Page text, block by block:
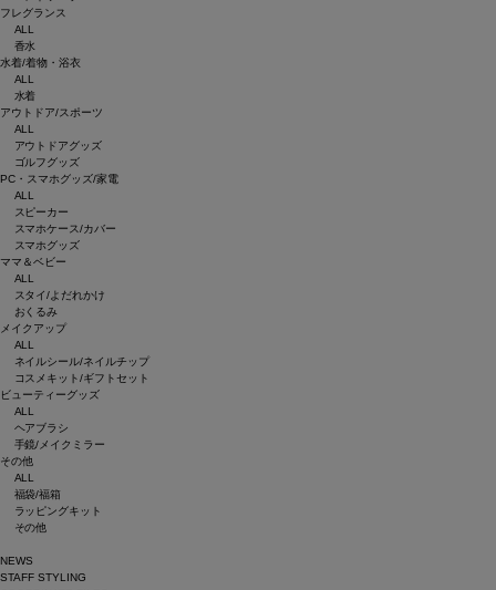
フレグランス
ALL
香水
水着/着物・浴衣
ALL
水着
アウトドア/スポーツ
ALL
アウトドアグッズ
ゴルフグッズ
PC・スマホグッズ/家電
ALL
スピーカー
スマホケース/カバー
スマホグッズ
ママ＆ベビー
ALL
スタイ/よだれかけ
おくるみ
メイクアップ
ALL
ネイルシール/ネイルチップ
コスメキット/ギフトセット
ビューティーグッズ
ALL
ヘアブラシ
手鏡/メイクミラー
その他
ALL
福袋/福箱
ラッピングキット
その他
NEWS
STAFF STYLING